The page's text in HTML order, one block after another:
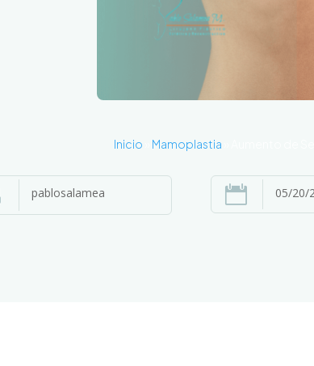
Inicio Mamoplastia
pablosalamea  05/20/